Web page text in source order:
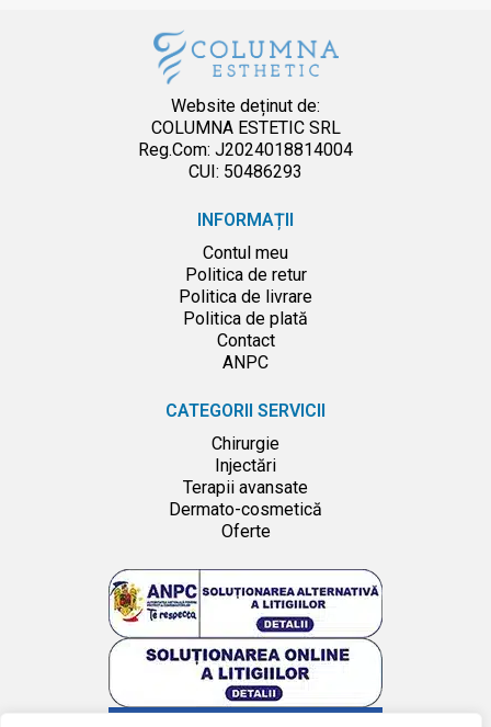
Website deținut de:
COLUMNA ESTETIC SRL
Reg.Com: J2024018814004
CUI: 50486293
INFORMAȚII
Contul meu
Politica de retur
Politica de livrare
Politica de plată
Contact
ANPC
CATEGORII SERVICII
Chirurgie
Injectări
Terapii avansate
Dermato-cosmetică
Oferte